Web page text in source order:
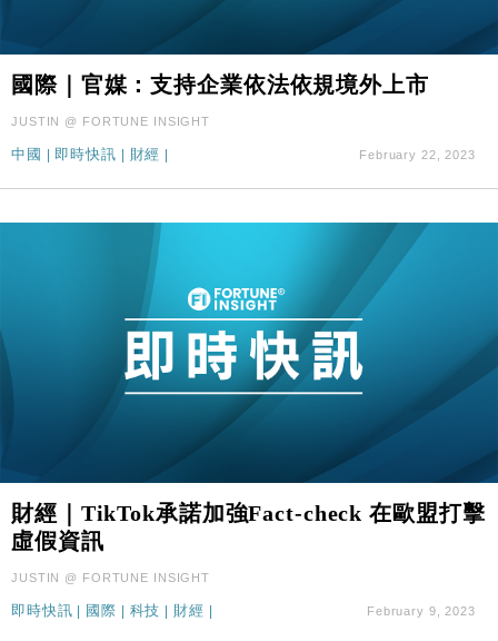
財經｜內地7月美元計價出口增近24%勝預期 貿易順
12:44
財經｜日本春季三度入市撐日圓 4月單日斥6.28萬億
日圓干預創新高
張
15:59
財經｜SA售股自救後再出手 斥4億美元押注未上市公
國際｜官媒：支持企業依法依規境外上市
JUSTIN @ FORTUNE INSIGHT
中國 | 即時快訊 | 財經 | February 22, 2023
財經｜TikTok承諾加強Fact-check 在歐盟打擊
虛假資訊
JUSTIN @ FORTUNE INSIGHT
即時快訊 | 國際 | 科技 | 財經 | February 9, 2023